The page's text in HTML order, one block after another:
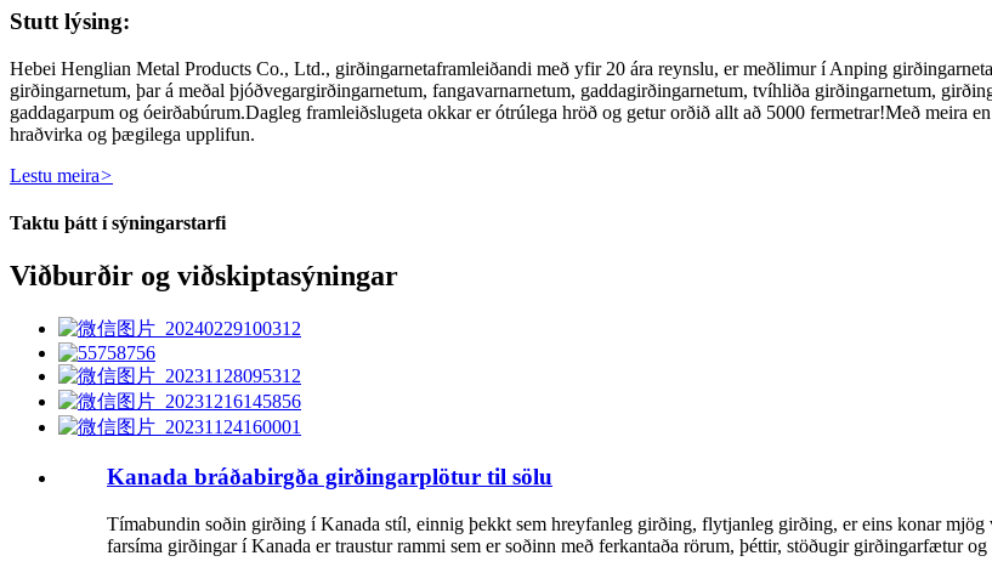
Stutt lýsing:
Hebei Henglian Metal Products Co., Ltd., girðingarnetaframleiðandi með yfir 20 ára reynslu, er meðlimur í Anping
girðingarnetum, þar á meðal þjóðvegargirðingarnetum, fangavarnarnetum, gaddagirðingarnetum, tvíhliða girðingarnetum,
gaddagarpum og óeirðabúrum.Dagleg framleiðslugeta okkar er ótrúlega hröð og getur orðið allt að 5000 fermetrar!Með meira
hraðvirka og þægilega upplifun.
Lestu meira>
Taktu þátt í sýningarstarfi
Viðburðir og viðskiptasýningar
Kanada bráðabirgða girðingarplötur til sölu
Tímabundin soðin girðing í Kanada stíl, einnig þekkt sem hreyfanleg girðing, flytjanleg girðing, er eins konar
farsíma girðingar í Kanada er traustur rammi sem er soðinn með ferkantaða rörum, þéttir, stöðugir girðingarfætur